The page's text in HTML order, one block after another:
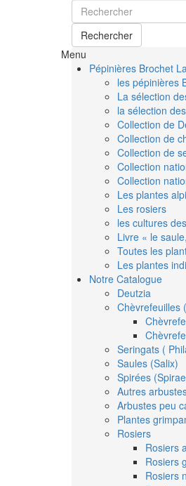
Rechercher
Menu
Pépinières Brochet
les pépinières
La sélection
la sélection
Collection de
Collection de
Collection de
Collection
Collection
Les plantes
Les rosiers
les cultures
Livre « le
Toutes les
Les plantes
Notre Catalogue
Deutzia
Chèvrefeuilles
Seringats (
Saules (Salix)
Spirées
Autres
Arbustes peu
Plantes
Rosiers
Rosiers
Rosiers
Rosiers